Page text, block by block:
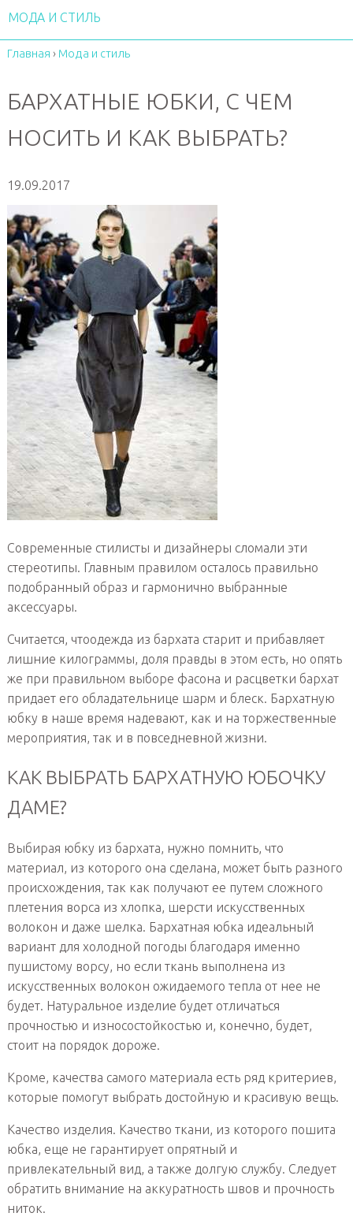
МОДА И СТИЛЬ
Главная › Мода и стиль
БАРХАТНЫЕ ЮБКИ, С ЧЕМ
НОСИТЬ И КАК ВЫБРАТЬ?
19.09.2017
Современные стилисты и дизайнеры сломали эти
стереотипы. Главным правилом осталось правильно
подобранный образ и гармонично выбранные
аксессуары.
Считается, чтоодежда из бархата старит и прибавляет
лишние килограммы, доля правды в этом есть, но опять
же при правильном выборе фасона и расцветки бархат
придает его обладательнице шарм и блеск. Бархатную
юбку в наше время надевают, как и на торжественные
мероприятия, так и в повседневной жизни.
КАК ВЫБРАТЬ БАРХАТНУЮ ЮБОЧКУ
ДАМЕ?
Выбирая юбку из бархата, нужно помнить, что
материал, из которого она сделана, может быть разного
происхождения, так как получают ее путем сложного
плетения ворса из хлопка, шерсти искусственных
волокон и даже шелка. Бархатная юбка идеальный
вариант для холодной погоды благодаря именно
пушистому ворсу, но если ткань выполнена из
искусственных волокон ожидаемого тепла от нее не
будет. Натуральное изделие будет отличаться
прочностью и износостойкостью и, конечно, будет,
стоит на порядок дороже.
Кроме, качества самого материала есть ряд критериев,
которые помогут выбрать достойную и красивую вещь.
Качество изделия. Качество ткани, из которого пошита
юбка, еще не гарантирует опрятный и
привлекательный вид, а также долгую службу. Следует
обратить внимание на аккуратность швов и прочность
ниток.